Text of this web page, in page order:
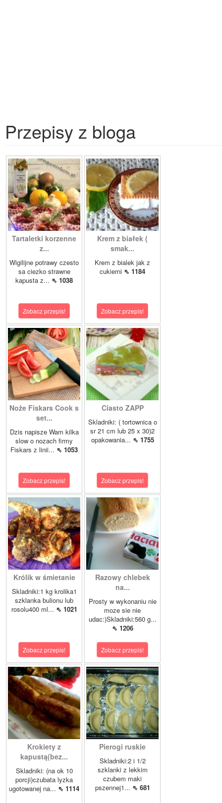
Przepisy z bloga
Tartaletki korzenne
z...
Wigilijne potrawy czesto
sa ciezko strawne
kapusta z... ⇖ 1038
Zobacz przepis!
Krem z białek (
smak...
Krem z bialek jak z
cukierni ⇖ 1184
Zobacz przepis!
Noże Fiskars Cook s
set...
Dzis napisze Wam kilka
slow o nozach firmy
Fiskars z linii... ⇖ 1053
Zobacz przepis!
Ciasto ZAPP
Skladniki: ( tortownica o
sr 21 cm lub 25 x 30)2
opakowania... ⇖ 1755
Zobacz przepis!
Królik w śmietanie
Skladniki:1 kg krolika1
szklanka bulionu lub
rosolu400 ml... ⇖ 1021
Zobacz przepis!
Razowy chlebek
na...
Prosty w wykonaniu nie
moze sie nie
udac:)Skladniki:560 g...
⇖ 1206
Zobacz przepis!
Krokiety z
kapustą(bez...
Skladniki: (na ok 10
porcji)czubata lyzka
ugotowanej na... ⇖ 1114
Pierogi ruskie
Skladniki:2 i 1/2
szklanki z lekkim
czubem maki
pszennej1... ⇖ 681